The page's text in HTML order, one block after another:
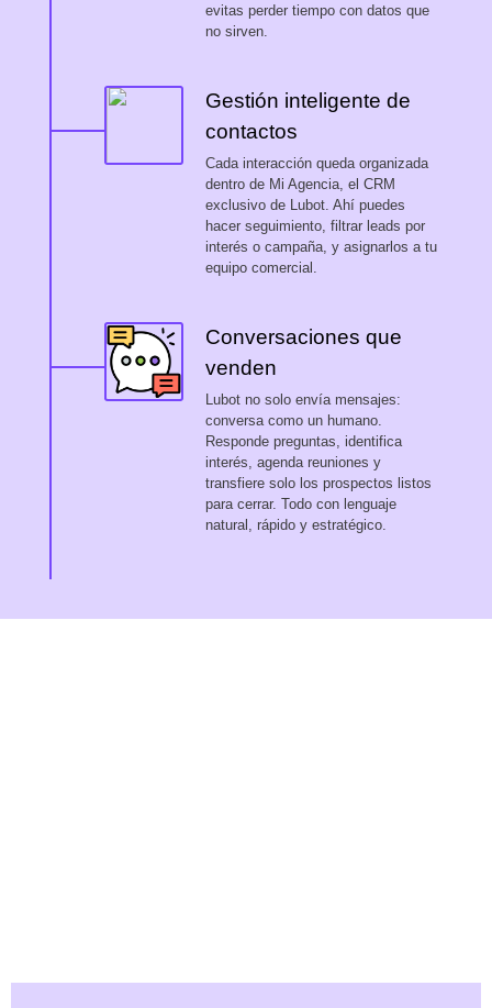
evitas perder tiempo con datos que
no sirven.
Gestión inteligente de
contactos
Cada interacción queda organizada
dentro de Mi Agencia, el CRM
exclusivo de Lubot. Ahí puedes
hacer seguimiento, filtrar leads por
interés o campaña, y asignarlos a tu
equipo comercial.
Conversaciones que
venden
Lubot no solo envía mensajes:
conversa como un humano.
Responde preguntas, identifica
interés, agenda reuniones y
transfiere solo los prospectos listos
para cerrar. Todo con lenguaje
natural, rápido y estratégico.